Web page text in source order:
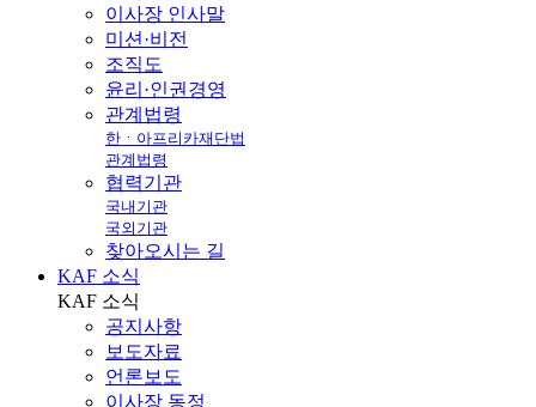
이사장 인사말
미션·비전
조직도
윤리·인권경영
관계법령
한ㆍ아프리카재단법
관계법령
협력기관
국내기관
국외기관
찾아오시는 길
KAF 소식
KAF 소식
공지사항
보도자료
언론보도
이사장 동정